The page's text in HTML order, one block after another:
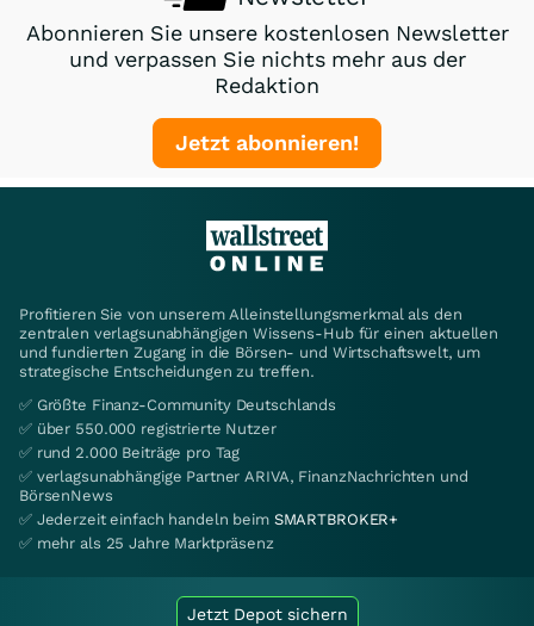
Abonnieren Sie unsere kostenlosen Newsletter
und verpassen Sie nichts mehr aus der
Redaktion
Jetzt abonnieren!
Profitieren Sie von unserem Alleinstellungsmerkmal als den
zentralen verlagsunabhängigen Wissens-Hub für einen aktuellen
und fundierten Zugang in die Börsen- und Wirtschaftswelt, um
strategische Entscheidungen zu treffen.
✅ Größte Finanz-Community Deutschlands
✅ über 550.000 registrierte Nutzer
✅ rund 2.000 Beiträge pro Tag
✅ verlagsunabhängige Partner ARIVA, FinanzNachrichten und
BörsenNews
✅ Jederzeit einfach handeln beim SMARTBROKER+
✅ mehr als 25 Jahre Marktpräsenz
Jetzt Depot sichern